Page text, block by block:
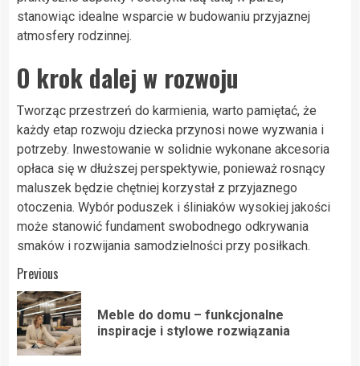
stanowiąc idealne wsparcie w budowaniu przyjaznej
atmosfery rodzinnej.
O krok dalej w rozwoju
Tworząc przestrzeń do karmienia, warto pamiętać, że
każdy etap rozwoju dziecka przynosi nowe wyzwania i
potrzeby. Inwestowanie w solidnie wykonane akcesoria
opłaca się w dłuższej perspektywie, ponieważ rosnący
maluszek będzie chętniej korzystał z przyjaznego
otoczenia. Wybór poduszek i śliniaków wysokiej jakości
może stanowić fundament swobodnego odkrywania
smaków i rozwijania samodzielności przy posiłkach.
Post
navigation
Previous
Meble do domu – funkcjonalne
inspiracje i stylowe rozwiązania